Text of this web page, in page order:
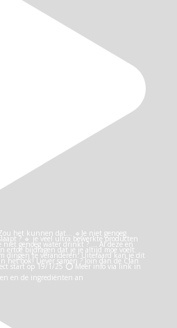
en de ingrediënten an